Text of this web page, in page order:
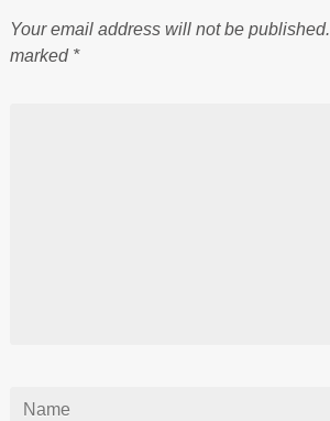
Your email address will not be published.
marked *